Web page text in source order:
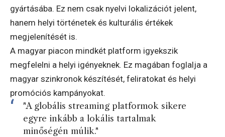
gyártásába. Ez nem csak nyelvi lokalizációt jelent,
hanem helyi történetek és kulturális értékek
megjelenítését is.
A magyar piacon mindkét platform igyekszik
megfelelni a helyi igényeknek. Ez magában foglalja a
magyar szinkronok készítését, feliratokat és helyi
promóciós kampányokat.
"A globális streaming platformok sikere
egyre inkább a lokális tartalmak
minőségén múlik."